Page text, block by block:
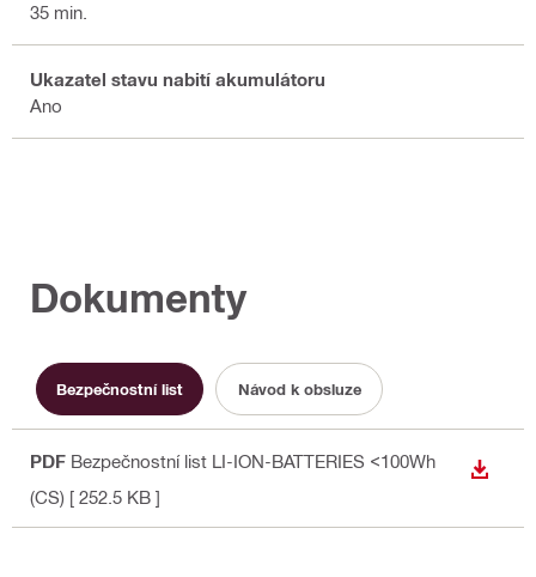
35 min.
Ukazatel stavu nabití akumulátoru
Ano
Dokumenty
Bezpečnostní list Návod k obsluze
PDF Bezpečnostní list LI-ION-BATTERIES <100Wh
(CS) [ 252.5 KB ]